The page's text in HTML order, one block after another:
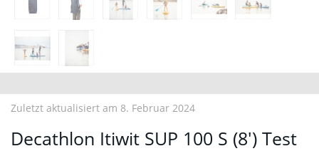
Zuletzt aktualisiert am 8. Februar 2024
Decathlon Itiwit SUP 100 S (8′) Test